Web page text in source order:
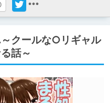
クールな○リギャル
話～